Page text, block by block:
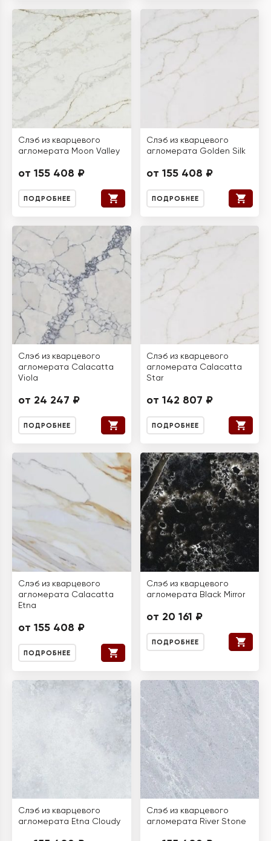
Слэб из кварцевого
агломерата Moon Valley
от 155 408 ₽
ПОДРОБНЕЕ
Слэб из кварцевого
агломерата Golden Silk
от 155 408 ₽
ПОДРОБНЕЕ
Слэб из кварцевого
агломерата Calacatta
Viola
от 24 247 ₽
ПОДРОБНЕЕ
Слэб из кварцевого
агломерата Calacatta
Star
от 142 807 ₽
ПОДРОБНЕЕ
Слэб из кварцевого
агломерата Calacatta
Etna
от 155 408 ₽
ПОДРОБНЕЕ
Слэб из кварцевого
агломерата Black Mirror
от 20 161 ₽
ПОДРОБНЕЕ
Слэб из кварцевого
агломерата Etna Cloudy
Слэб из кварцевого
агломерата River Stone